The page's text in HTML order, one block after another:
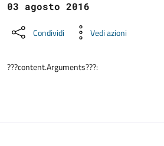
03 agosto 2016
Condividi Vedi azioni
???content.Arguments???: